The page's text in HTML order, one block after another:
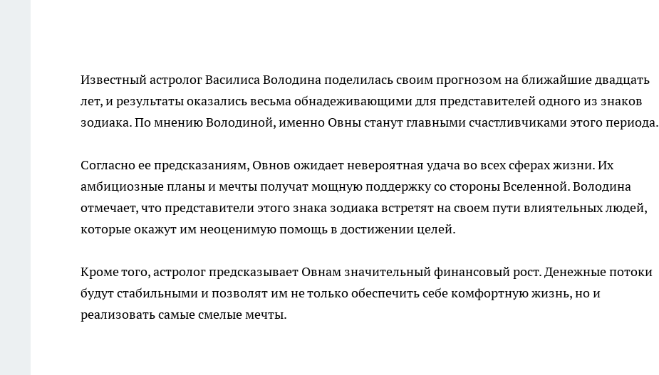
Известный астролог Василиса Володина поделилась своим прогнозом на ближайшие двадцать
лет, и результаты оказались весьма обнадеживающими для представителей одного из знаков
зодиака. По мнению Володиной, именно Овны станут главными счастливчиками этого периода.
Согласно ее предсказаниям, Овнов ожидает невероятная удача во всех сферах жизни. Их
амбициозные планы и мечты получат мощную поддержку со стороны Вселенной. Володина
отмечает, что представители этого знака зодиака встретят на своем пути влиятельных людей,
которые окажут им неоценимую помощь в достижении целей.
Кроме того, астролог предсказывает Овнам значительный финансовый рост. Денежные потоки
будут стабильными и позволят им не только обеспечить себе комфортную жизнь, но и
реализовать самые смелые мечты.